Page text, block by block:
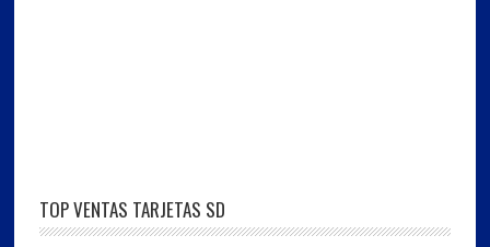
TOP VENTAS TARJETAS SD